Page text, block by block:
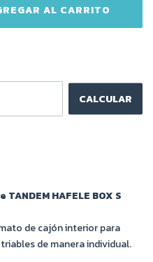
CALCULAR
HAFELE BOX S
de cajón interior para
de manera individual.